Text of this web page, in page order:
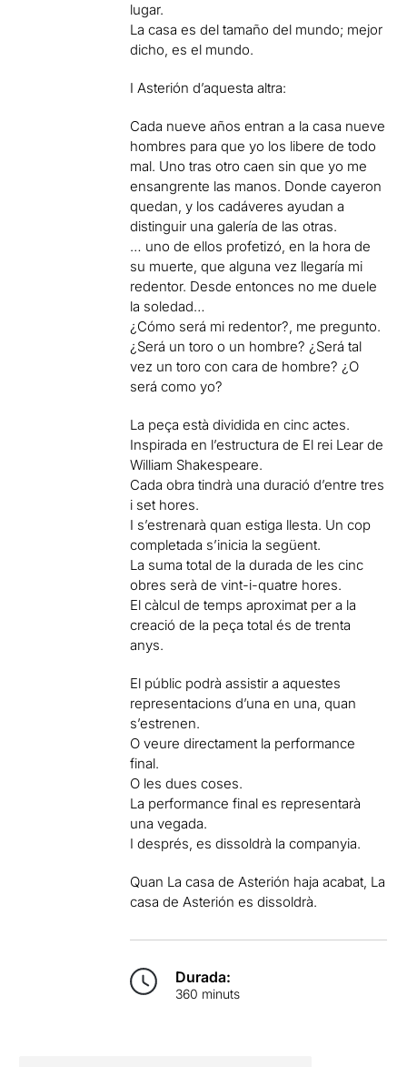
lugar.
La casa es del tamaño del mundo; mejor
dicho, es el mundo.
I Asterión d’aquesta altra:
Cada nueve años entran a la casa nueve
hombres para que yo los libere de todo
mal. Uno tras otro caen sin que yo me
ensangrente las manos. Donde cayeron
quedan, y los cadáveres ayudan a
distinguir una galería de las otras.
… uno de ellos profetizó, en la hora de
su muerte, que alguna vez llegaría mi
redentor. Desde entonces no me duele
la soledad…
¿Cómo será mi redentor?, me pregunto.
¿Será un toro o un hombre? ¿Será tal
vez un toro con cara de hombre? ¿O
será como yo?
La peça està dividida en cinc actes.
Inspirada en l’estructura de El rei Lear de
William Shakespeare.
Cada obra tindrà una duració d’entre tres
i set hores.
I s’estrenarà quan estiga llesta. Un cop
completada s’inicia la següent.
La suma total de la durada de les cinc
obres serà de vint-i-quatre hores.
El càlcul de temps aproximat per a la
creació de la peça total és de trenta
anys.
El públic podrà assistir a aquestes
representacions d’una en una, quan
s’estrenen.
O veure directament la performance
final.
O les dues coses.
La performance final es representarà
una vegada.
I després, es dissoldrà la companyia.
Quan La casa de Asterión haja acabat, La
casa de Asterión es dissoldrà.
Durada:
360 minuts